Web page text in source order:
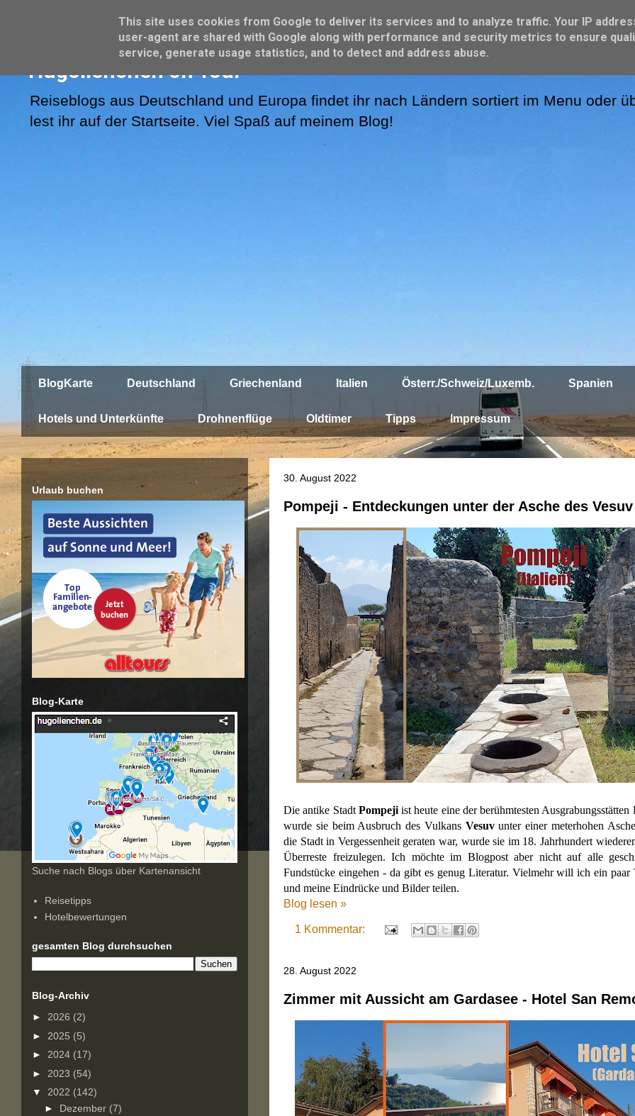
Hugolienchen on Tour
Reiseblogs aus Deutschland und Europa findet ihr nach Ländern sortiert im Menu oder
lest ihr auf der Startseite. Viel Spaß auf meinem Blog!
BlogKarte Deutschland Griechenland Italien Österr./Schweiz/Luxemb. Spanien
Hotels und Unterkünfte Drohnenflüge Oldtimer Tipps Impressum
30. August 2022
Pompeji - Entdeckungen unter der Asche des Vesuv
Die antike Stadt Pompejiist heute eine der berühmtesten
wurde sie beim Ausbruch des Vulkans Vesuvunter einer meterhohen
die Stadt in Vergessenheit geraten war, wurde sie im 18. Jahrhundert
Überreste freizulegen. Ich möchte im Blogpost aber nicht auf alle
Fundstücke eingehen - da gibt es genug Literatur. Vielmehr will ich ein paar
und meine Eindrücke und Bilder teilen.
Blog lesen »
1 Kommentar:
28. August 2022
Zimmer mit Aussicht am Gardasee - Hotel San
Urlaub buchen
Blog-Karte
Suche nach Blogs über Kartenansicht
Reisetipps
Hotelbewertungen
gesamten Blog durchsuchen
Blog-Archiv
► 2026 (2)
► 2025 (5)
► 2024 (17)
► 2023 (54)
▼ 2022 (142)
► Dezember (7)
This site uses cookies from Google to deliver its services and to analyze traffic. Your IP
user-agent are shared with Google along with performance and security metrics to ensure
service, generate usage statistics, and to detect and address abuse.